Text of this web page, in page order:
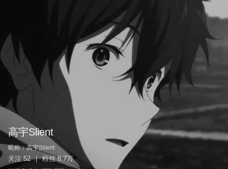
高宇Slient
昵称：高宇Slient
关注 52 | 粉丝 8.7万